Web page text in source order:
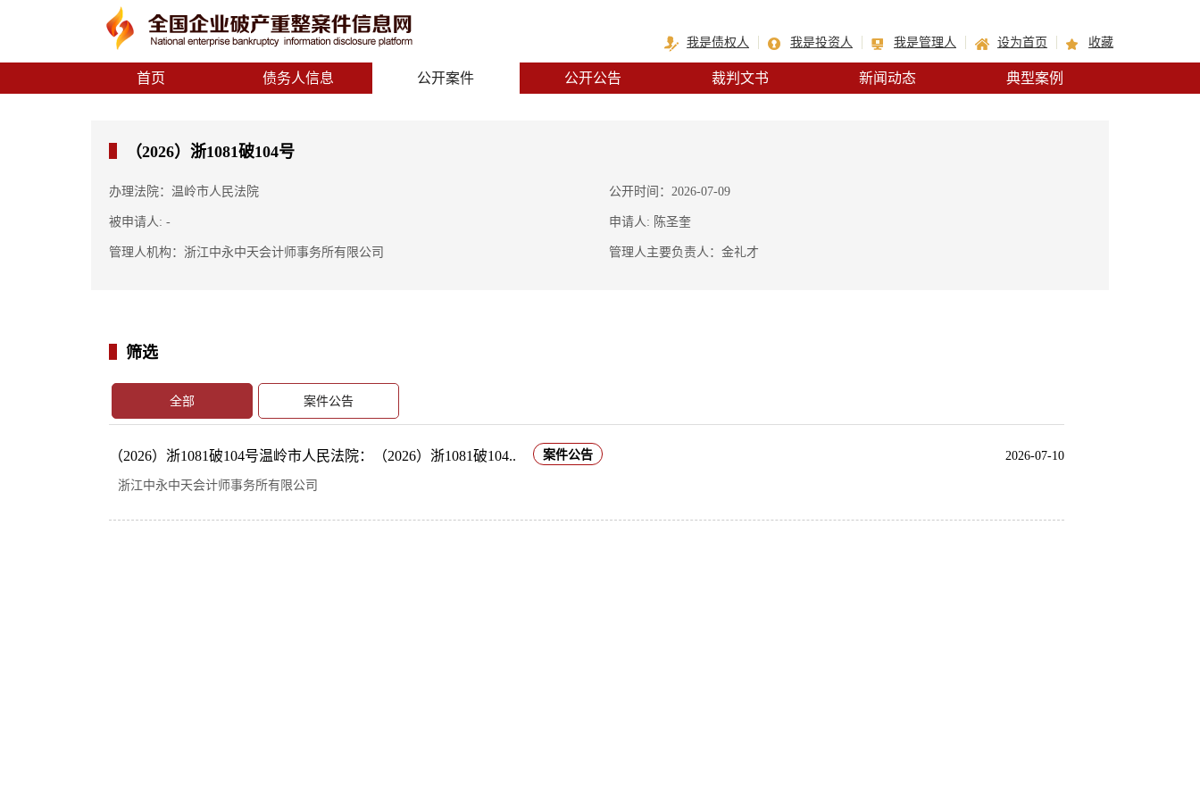
我是债权人 我是投资人 我是管理人 设为首页 收藏
首页 债务人信息 公开案件 公开公告 裁判文书 新闻动态 典型案例
（2026）浙1081破104号
办理法院：温岭市人民法院 公开时间：2026-07-09
被申请人: - 申请人: 陈圣奎
管理人机构：浙江中永中天会计师事务所有限公司 管理人主要负责人：金礼才
筛选
全部 案件公告
（2026）浙1081破104号温岭市人民法院：（2026）浙1081破104.. 案件公告 2026-07-10
浙江中永中天会计师事务所有限公司